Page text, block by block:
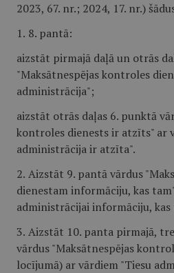
2023, 67. nr.; 2024, 17. nr.)
1. 8. pantā:
aizstāt pirmajā daļā un otrās
"Maksātnespējas kontroles
administrācija";
aizstāt otrās daļas 6. punktā
kontroles dienests ir atzīts" ar
administrācija ir atzīta".
2. Aizstāt 9. pantā vārdus
dienestam informāciju, kas
administrācijai informāciju, kas
3. Aizstāt 10. panta pirmajā,
vārdus "Maksātnespējas
locījumā) ar vārdiem "Tiesu